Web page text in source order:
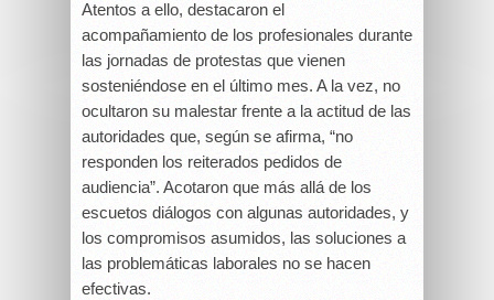
Atentos a ello, destacaron el
acompañamiento de los profesionales durante
las jornadas de protestas que vienen
sosteniéndose en el último mes. A la vez, no
ocultaron su malestar frente a la actitud de las
autoridades que, según se afirma, “no
responden los reiterados pedidos de
audiencia”. Acotaron que más allá de los
escuetos diálogos con algunas autoridades, y
los compromisos asumidos, las soluciones a
las problemáticas laborales no se hacen
efectivas.